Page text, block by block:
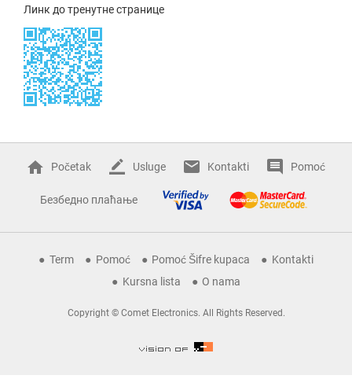
Линк до тренутне странице
Početak Usluge Kontakti Pomoć
Безбедно плаћање
Term Pomoć Pomoć Šifre kupaca
Kontakti
Kursna lista
O nama
Copyright © Comet Electronics. All Rights Reserved.